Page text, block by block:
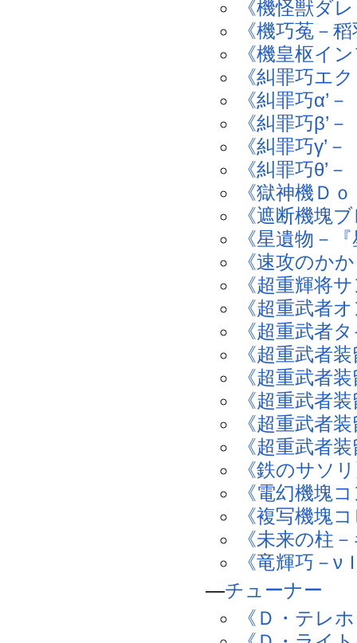
《機怪獣ダ
《機巧菟－
《機皇枢イ
《糾罪巧エ
《糾罪巧α’
《糾罪巧β’
《糾罪巧γ’
《糾罪巧θ’
《獄神機Ｄ
《遮断機塊
《星遺物－
《速攻のか
《超重輝将
《超重武者
《超重武者
《超重武者
《超重武者
《超重武者
《超重武者
《超重武者
《鉄のサソ
《電幻機塊
《複写機塊
《未来の柱
《竜輝巧－ν
―チューナー
《Ｄ・テレ